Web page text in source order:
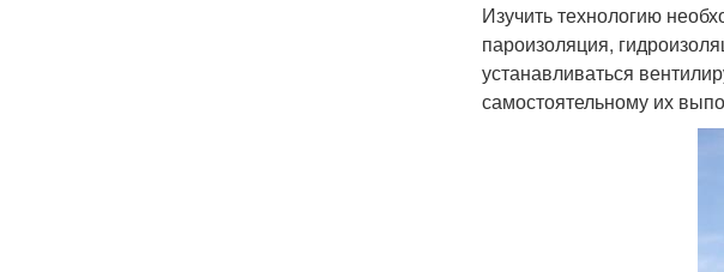
Изучить технологию
пароизоляция,
устанавливаться
самостоятельному их